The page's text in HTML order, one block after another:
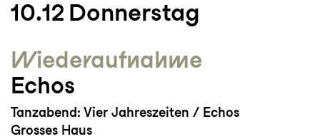
10.12 Donnerstag
Wieder­aufnahme
Echos
Tanzabend: Vier Jahreszeiten / Echos
Grosses Haus